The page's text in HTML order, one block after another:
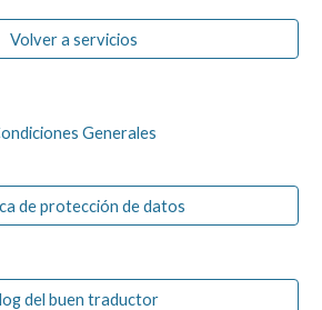
Volver a servicios
Generales
de protección de datos
del buen traductor